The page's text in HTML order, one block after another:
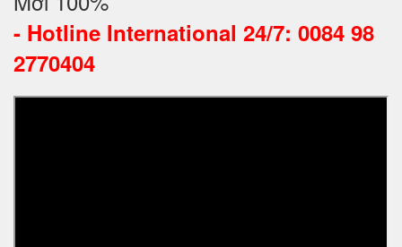
- Hotline International 24/7: 0084 98
2770404